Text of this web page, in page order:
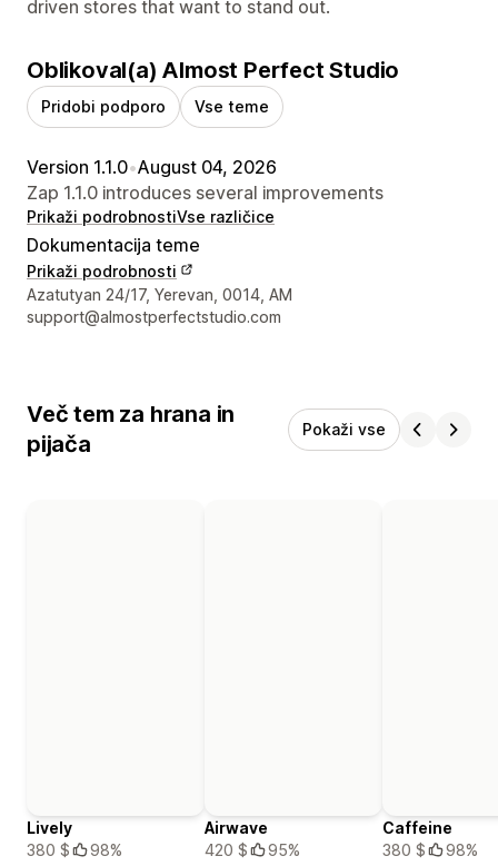
driven stores that want to stand out.
Oblikoval(a) Almost Perfect Studio
Pridobi podporo Vse teme
Version 1.1.0•August 04, 2026
Zap 1.1.0 introduces several improvements
Prikaži podrobnostiVse različice
Dokumentacija teme
Prikaži podrobnosti
Podatki za stik z oblikovalcem
Azatutyan 24/17, Yerevan, 0014, AM
support@almostperfectstudio.com
Več tem za hrana in
pijača
Pokaži vse
Lively
380 $
98%
Airwave
420 $
95%
Caffeine
380 $
98%